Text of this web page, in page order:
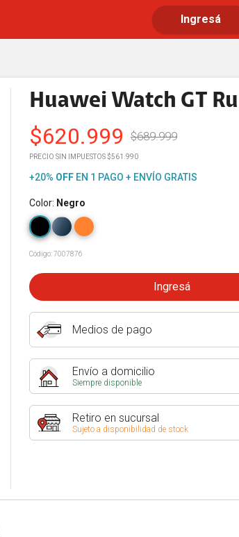
Ingresá
Huawei Watch GT
$620.999 $689.999
PRECIO SIN IMPUESTOS $561.990
+20% OFFEN 1 PAGO + ENVÍO GRATIS
Color: Negro
Código:7007876
Ingresá
Medios de pago
Envío a domicilio
Siempre disponible
Retiro en sucursal
Sujeto a disponibilidad de stock